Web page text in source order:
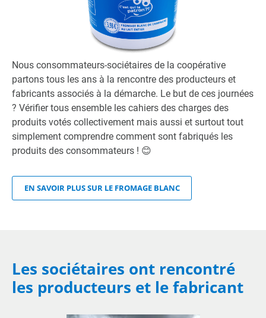
Nous consommateurs-sociétaires de la coopérative
partons tous les ans à la rencontre des producteurs et
fabricants associés à la démarche. Le but de ces journées
? Vérifier tous ensemble les cahiers des charges des
produits votés collectivement mais aussi et surtout tout
simplement comprendre comment sont fabriqués les
produits des consommateurs ! 😊
EN SAVOIR PLUS SUR LE FROMAGE BLANC
Les sociétaires ont rencontré
les producteurs et le fabricant